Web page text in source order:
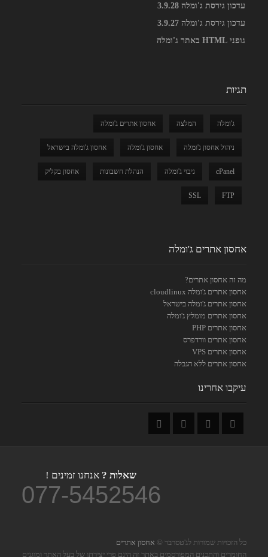
עדכון גירסת ג'ומלה 3.9.28
עדכון גירסת ג'ומלה 3.9.27
גופני HTML באתר ג'ומלה
תגיות
ג'ומלה המלצה אחסון אתרים ג'ומלה
ניהול אחסון ג'ומלה אחסון ג'ומלה אחסון ג'ומלה בישראל
cPanel גיבוי ג'ומלה הנהלת חשבונות אחסון בקליק
FTP
SSL
אחסון אתרים ג'ומלה
מה זה אחסון אתרים?
אחסון אתרים ג'ומלה cloudlinux
אחסון אתרים ג'ומלה בישראל
אחסון אתרים מומלץ ג'ומלה
אחסון אתרים PHP
אחסון אתרים וורדפרס
אחסון אתרים VPS
אחסון אתרים ללא הגבלה
עיקבו אחרינו
שאלות ? אנחנו זמינים !
077-5452546
כל הזכויות שמורות לג'טסרבר © אחסון אתרים
החומרים והתכנים המפורסמים באתר זה הינם פרי יצירתו של בעל האתר ומוגנים